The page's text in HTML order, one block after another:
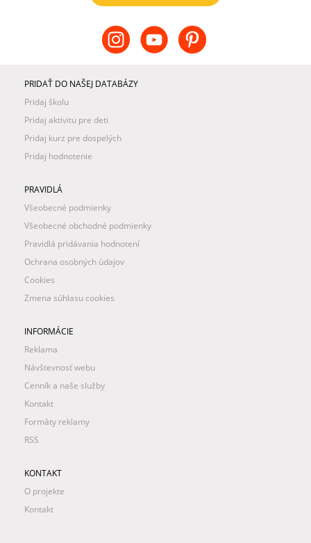
PRIDAŤ DO NAŠEJ DATABÁZY
Pridaj školu
Pridaj aktivitu pre deti
Pridaj kurz pre dospelých
Pridaj hodnotenie
PRAVIDLÁ
Všeobecné podmienky
Všeobecné obchodné podmienky
Pravidlá pridávania hodnotení
Ochrana osobných údajov
Cookies
Zmena súhlasu cookies
INFORMÁCIE
Reklama
Návštevnosť webu
Cenník a naše služby
Kontakt
Formáty reklamy
RSS
KONTAKT
O projekte
Kontakt